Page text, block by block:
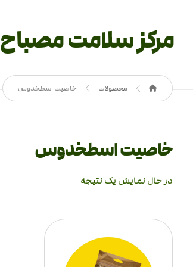
مرکز سلامت مصباح
محصولات خاصیت اسطخدوس
خاصیت اسطخدوس
در حال نمایش یک نتیجه